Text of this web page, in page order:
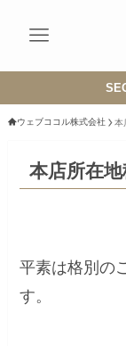
ウェブココル株式会社 本
本店所在
平素は格別の
す。